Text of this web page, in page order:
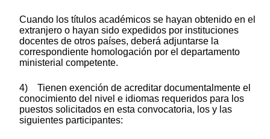
Cuando los títulos académicos se hayan obtenido en el
extranjero o hayan sido expedidos por instituciones
docentes de otros países, deberá adjuntarse la
correspondiente homologación por el departamento
ministerial competente.
4) Tienen exención de acreditar documentalmente el
conocimiento del nivel e idiomas requeridos para los
puestos solicitados en esta convocatoria, los y las
siguientes participantes: